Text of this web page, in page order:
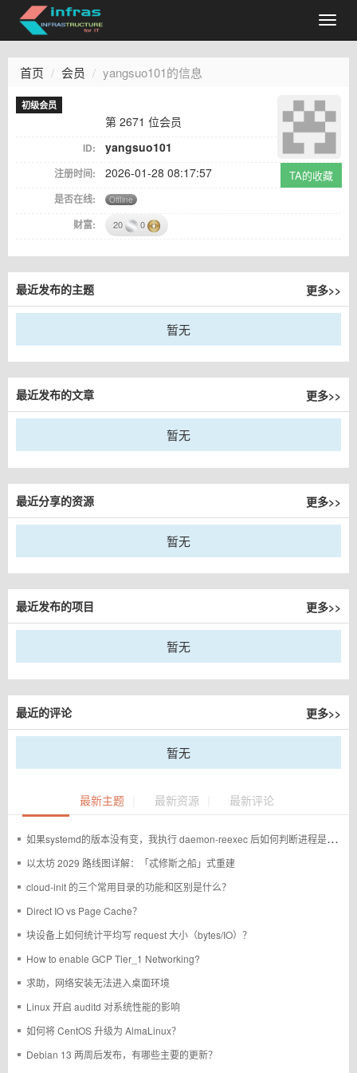
首页 会员 yangsuo101的信息
TA的收藏
初级会员
第 2671 位会员
ID: yangsuo101
注册时间: 2026-01-28 08:17:57
是否在线: Offline
财富: 20 0
更多>>
最近发布的主题
暂无
更多>>
最近发布的文章
暂无
更多>>
最近分享的资源
暂无
更多>>
最近发布的项目
暂无
更多>>
最近的评论
暂无
最新主题 最新资源 最新评论
如果systemd的版本没有变，我执行 daemon-reexec 后如何判断进程是否重启过
以太坊 2029 路线图详解：「忒修斯之船」式重建
cloud-init 的三个常用目录的功能和区别是什么？
Direct IO vs Page Cache？
块设备上如何统计平均写 request 大小（bytes/IO）？
How to enable GCP Tier_1 Networking?
求助，网络安装无法进入桌面环境
Linux 开启 auditd 对系统性能的影响
如何将 CentOS 升级为 AlmaLinux？
Debian 13 两周后发布，有哪些主要的更新？